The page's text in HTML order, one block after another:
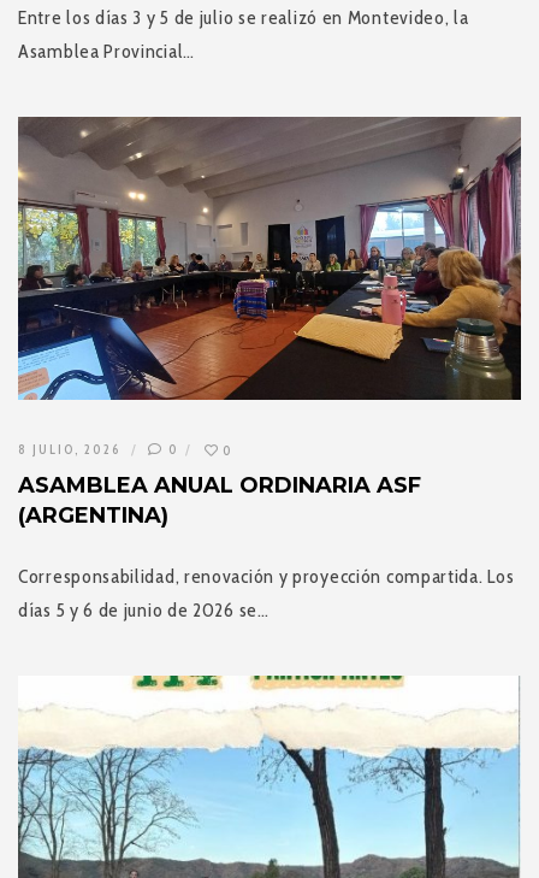
Entre los días 3 y 5 de julio se realizó en Montevideo, la
Asamblea Provincial…
8 JULIO, 2026 0 0
ASAMBLEA ANUAL ORDINARIA ASF
(ARGENTINA)
Corresponsabilidad, renovación y proyección compartida. Los
días 5 y 6 de junio de 2026 se…